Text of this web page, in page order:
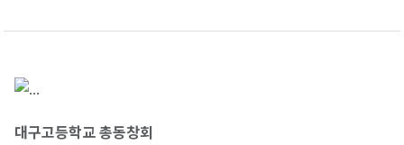
대구고등학교 총동창회